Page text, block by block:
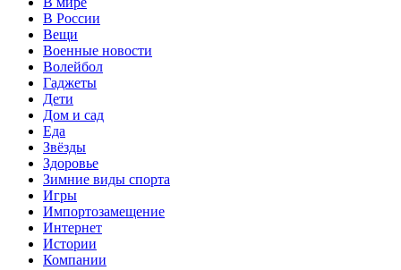
В России
Вещи
Военные новости
Волейбол
Гаджеты
Дети
Дом и сад
Еда
Звёзды
Здоровье
Зимние виды спорта
Игры
Импортозамещение
Интернет
Истории
Компании